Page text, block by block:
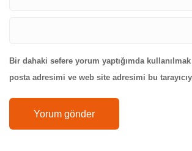
Bir dahaki sefere yorum yaptığımda kullanılmak
posta adresimi ve web site adresimi bu